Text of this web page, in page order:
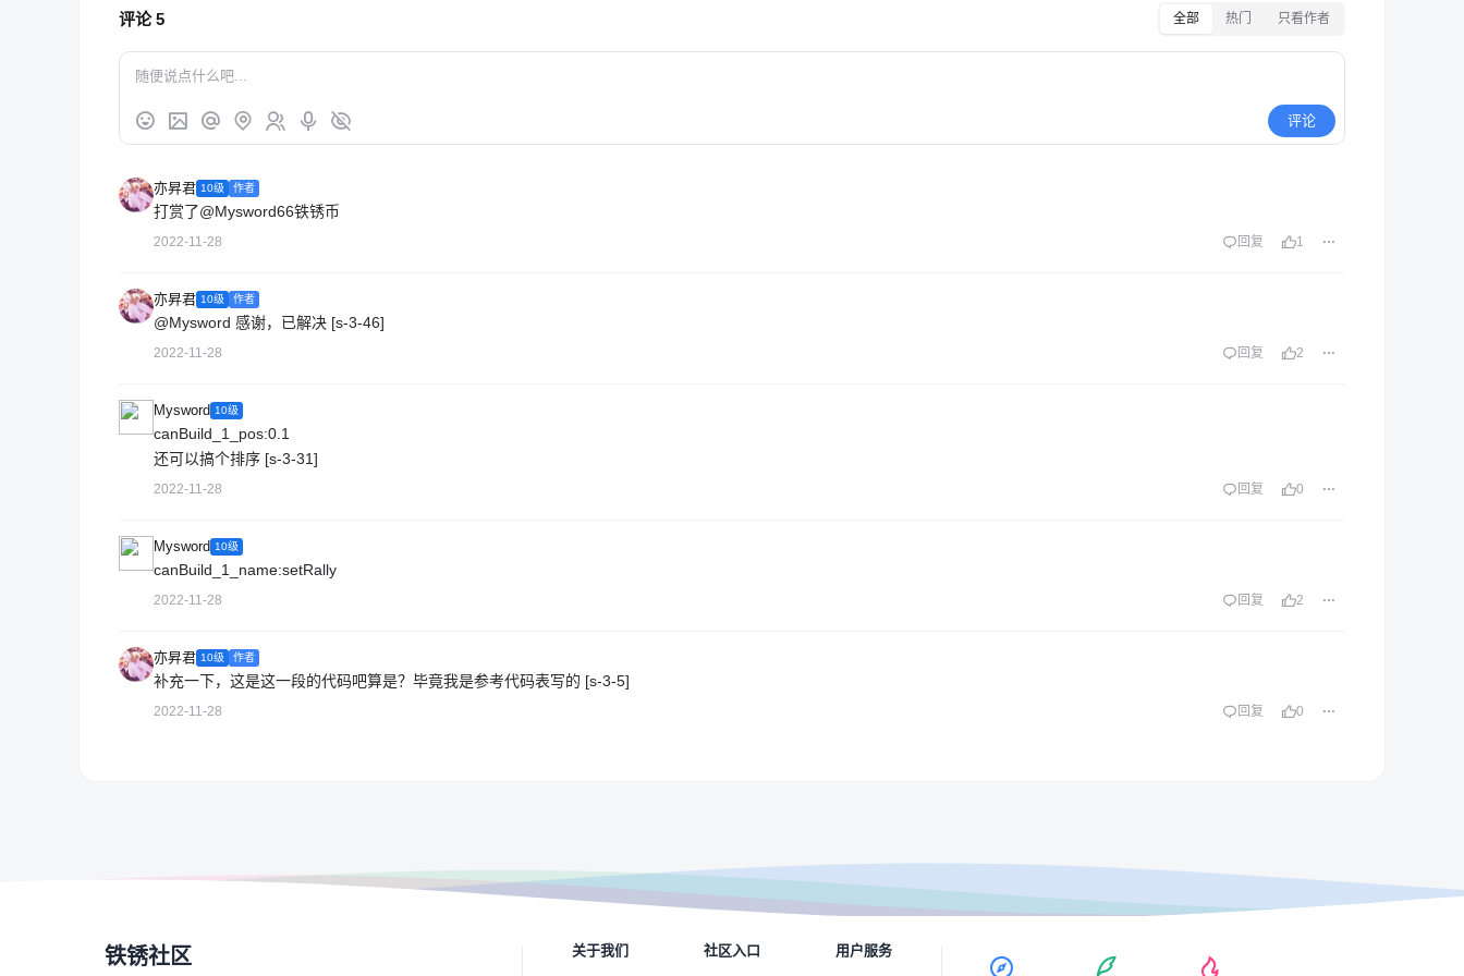
评论5 全部 热门 只看作者
评论
亦昇君 10级 作者
打赏了@Mysword66铁锈币
2022-11-28 回复 1
亦昇君 10级 作者
@Mysword 感谢，已解决 [s-3-46]
2022-11-28 回复 2
Mysword 10级
canBuild_1_pos:0.1
还可以搞个排序 [s-3-31]
2022-11-28 回复 0
Mysword 10级
canBuild_1_name:setRally
2022-11-28 回复 2
亦昇君 10级 作者
补充一下，这是这一段的代码吧算是？毕竟我是参考代码表写的 [s-3-5]
2022-11-28 回复 0
铁锈社区 关于我们 社区入口 用户服务